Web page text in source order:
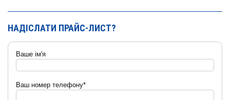
НАДІСЛАТИ ПРАЙС-ЛИСТ?
Ваше ім'я
Ваш номер телефону*